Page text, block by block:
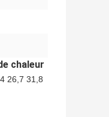
chaleur
26,7 31,8